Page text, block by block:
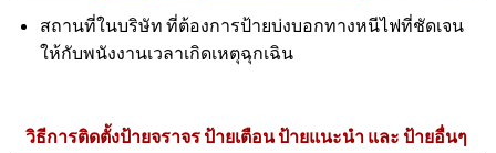
สถานที่ในบริษัท ที่ต้องการป้ายบ่งบอกทางหนีไฟที่ชัดเจน
ให้กับพนังงานเวลาเกิดเหตุฉุกเฉิน
วิธีการติดตั้งป้ายจราจร ป้ายเตือน ป้ายแนะนำ และ ป้ายอื่นๆ